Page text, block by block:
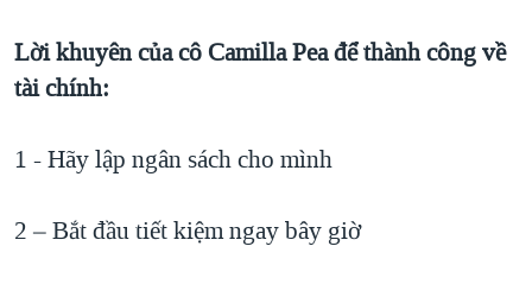
Lời khuyên của cô Camilla Pea để thành công về
tài chính:
1 - Hãy lập ngân sách cho mình
2 – Bắt đầu tiết kiệm ngay bây giờ